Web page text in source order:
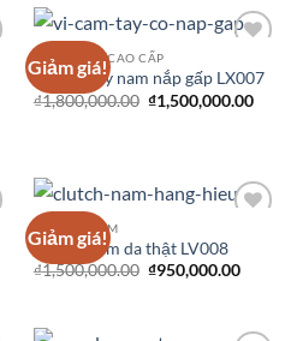
Giảm giá!
Wishlist
VÍ CẦM TAY CAO CẤP
Ví cầm tay nam nắp gấp LX007
₫1,800,000.00 ₫1,500,000.00
Giảm giá!
Wishlist
CLUTCH NAM
Clutch nam da thật LV008
₫1,500,000.00 ₫950,000.00